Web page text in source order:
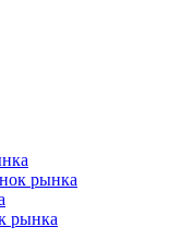
рынка
рынка